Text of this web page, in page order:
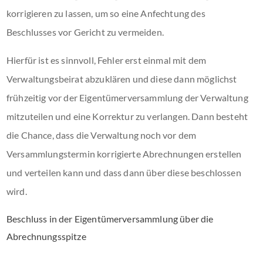
korrigieren zu lassen, um so eine Anfechtung des
Beschlusses vor Gericht zu vermeiden.
Hierfür ist es sinnvoll, Fehler erst einmal mit dem
Verwaltungsbeirat abzuklären und diese dann möglichst
frühzeitig vor der Eigentümerversammlung der Verwaltung
mitzuteilen und eine Korrektur zu verlangen. Dann besteht
die Chance, dass die Verwaltung noch vor dem
Versammlungstermin korrigierte Abrechnungen erstellen
und verteilen kann und dass dann über diese beschlossen
wird.
Beschluss in der Eigentümerversammlung über die
Abrechnungsspitze